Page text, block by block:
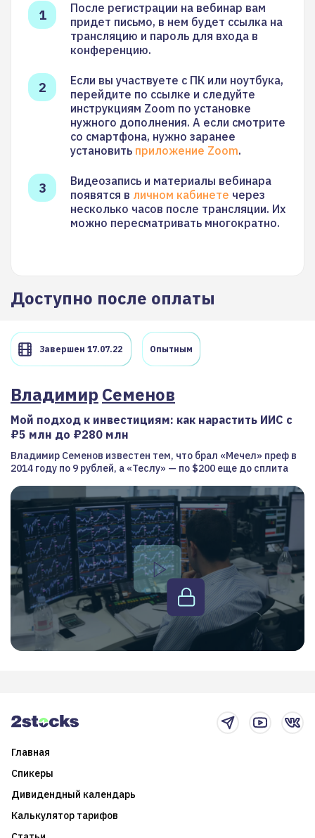
После регистрации на вебинар вам
придет письмо, в нем будет ссылка на
трансляцию и пароль для входа в
конференцию.
Если вы участвуете с ПК или ноутбука,
перейдите по ссылке и следуйте
инструкциям Zoom по установке
нужного дополнения. А если смотрите
со смартфона, нужно заранее
установить приложение Zoom.
Видеозапись и материалы вебинара
появятся в личном кабинете через
несколько часов после трансляции. Их
можно пересматривать многократно.
Доступно после оплаты
Завершен 17.07.22 Опытным
Владимир Семенов
Мой подход к инвестициям: как нарастить ИИС с
₽5 млн до ₽280 млн
Владимир Семенов известен тем, что брал «Мечел» преф в
2014 году по 9 рублей, а «Теслу» — по $200 еще до сплита
Главная
Спикеры
Дивидендный календарь
Калькулятор тарифов